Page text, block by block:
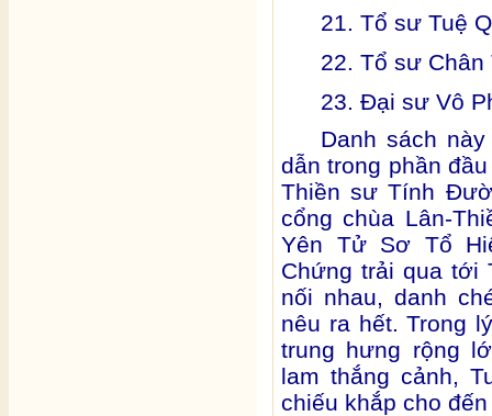
21. Tổ sư Tuệ
22. Tổ sư Chân
23. Đại sư Vô
Danh sách
dẫn trong phần
Thiền sư Tính
cổng chùa Lân-
Yên Tử Sơ Tổ
Chứng trải qua tới
nối nhau, danh
nêu ra hết. Trong
trung hưng rộng
lam thắng cảnh,
chiếu khắp cho